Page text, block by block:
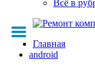
Всё в
Главная
android